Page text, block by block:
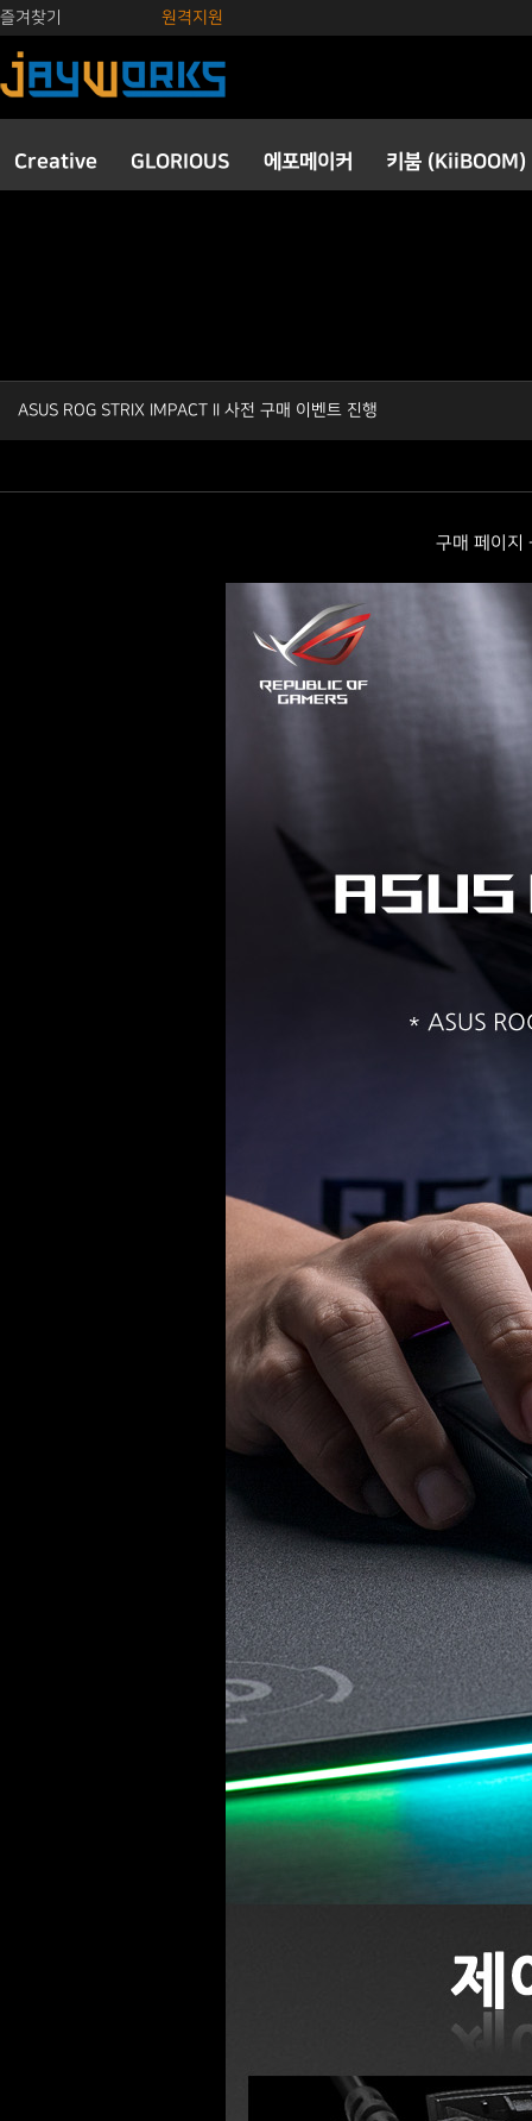
즐겨찾기 원격지원
Creative GLORIOUS 에포메이커 키붐 (KiiBOOM)
ASUS ROG STRIX IMPACT II 사전 구매 이벤트 진행
구매 페이지